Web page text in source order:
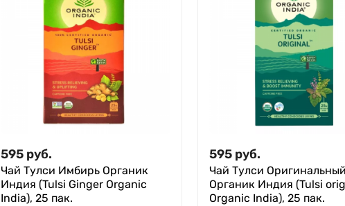
595 руб.
Чай Тулси Имбирь Органик
Индия (Tulsi Ginger Organic
India), 25 пак.
595 руб.
Чай Тулси
Органик Индия (Tulsi
Organic India), 25 пак.